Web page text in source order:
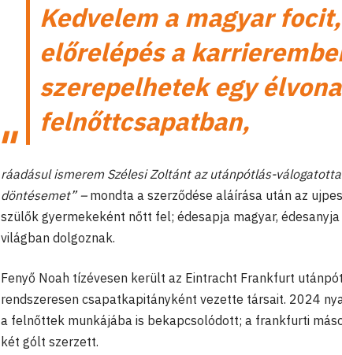
Kedvelem a magyar
előrelépés a
szerepelhetek egy
felnőttcsapatban,
ráadásul ismerem Szélesi Zoltánt az utánpótlás-
döntésemet” –mondta a szerződése aláírása után az
szülők gyermekeként nőtt fel; édesapja magyar,
világban dolgoznak.
Fenyő Noah tízévesen került az Eintracht Frankfurt
rendszeresen csapatkapitányként vezette társait. 2024
a felnőttek munkájába is bekapcsolódott; a frankfurti
két gólt szerzett.